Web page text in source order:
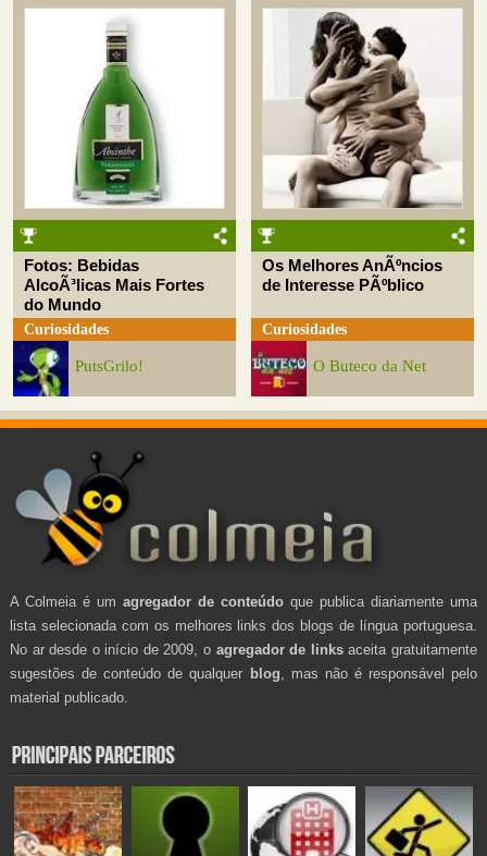
Fotos: Bebidas
AlcoÃ³licas Mais Fortes
do Mundo
Curiosidades
PutsGrilo!
Os Melhores AnÃºncios
de Interesse PÃºblico
Curiosidades
O Buteco da Net
A Colmeia é um agregador de conteúdo que publica diariamente uma
lista selecionada com os melhores links dos blogs de língua portuguesa.
No ar desde o início de 2009, o agregador de linksaceita gratuitamente
sugestões de conteúdo de qualquer blog , mas não é responsável pelo
material publicado.